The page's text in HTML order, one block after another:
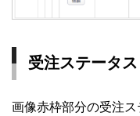
受注ステータス
画像赤枠部分の受注